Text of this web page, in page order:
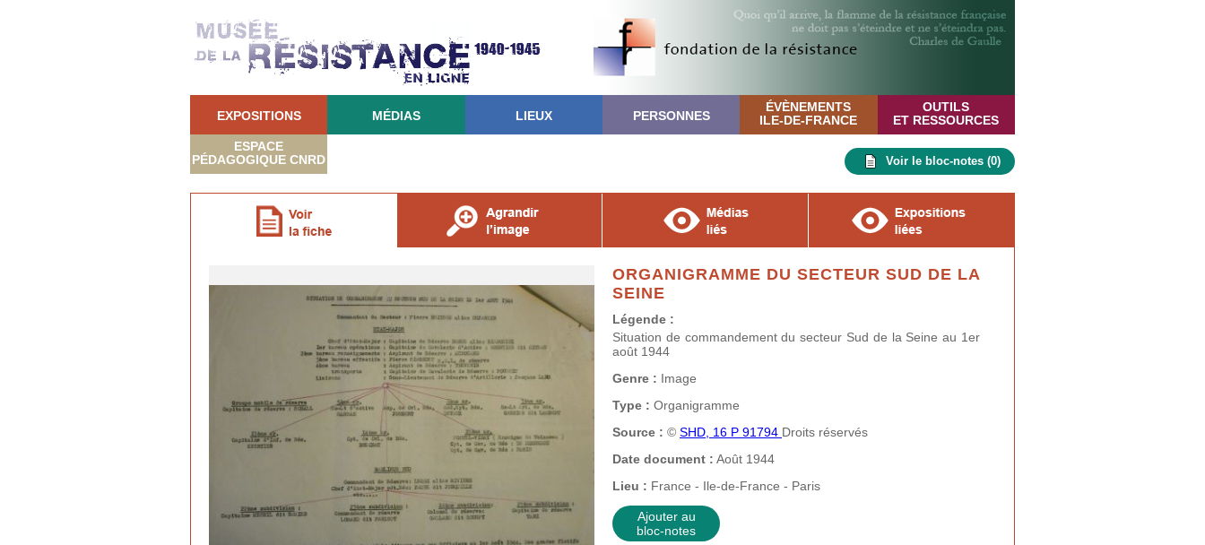
EXPOSITIONS MÉDIAS LIEUX PERSONNES
ÉVÈNEMENTS
ILE-DE-FRANCE
OUTILS
ET RESSOURCES
ESPACE
PÉDAGOGIQUE CNRD Voir le bloc-notes (0)
ORGANIGRAMME DU SECTEUR SUD DE LA
SEINE
Légende :
Situation de commandement du secteur Sud de la Seine au 1er
août 1944
Genre : Image
Type : Organigramme
Source : © SHD, 16 P 91794 Droits réservés
Date document : Août 1944
Lieu : France - Ile-de-France - Paris
Ajouter au
bloc-notes